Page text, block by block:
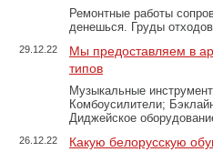
Ремонтные работы
денешься. Груды
29.12.22
Мы предоставляем в
типов
Музыкальные
Комбоусилители;
Диджейское
26.12.22
Какую белорусскую